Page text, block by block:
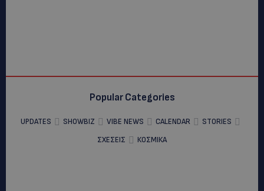
Popular Categories
UPDATES SHOWBIZ VIBE NEWS CALENDAR
STORIES
ΣΧΕΣΕΙΣ
ΚΟΣΜΙΚΑ